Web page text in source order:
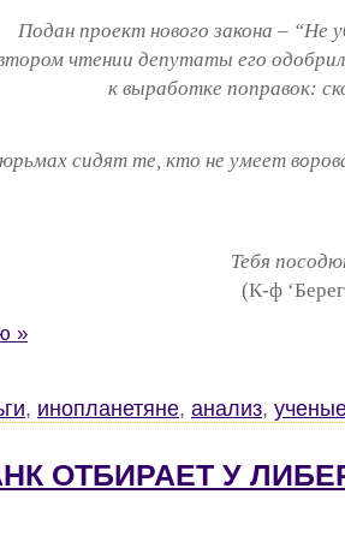
Подан проект нового закона – “Не
чтении депутаты его
к выработке поправок:
сидят те, кто не умеет
Тебя
(К-ф
»
, инопланетяне, анализ,
ОТБИРАЕТ У